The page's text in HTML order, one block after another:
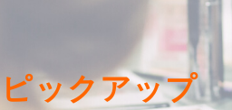
ピックアップ